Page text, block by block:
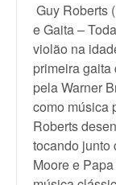
Guy Roberts
e Gaita –
violão na
primeira
pela Warner
como música
Roberts
tocando junto
Moore e